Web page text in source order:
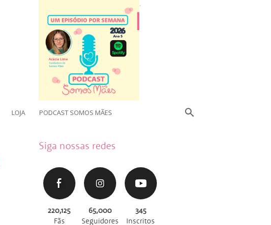
.
LOJA PODCAST SOMOS MÃES
Siga nossas redes
220,125
Fãs
65,000
Seguidores
345
Inscritos